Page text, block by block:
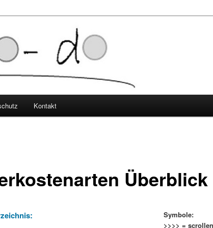
Kontakt
Überblick
Symbole:
>>>> = scrollen